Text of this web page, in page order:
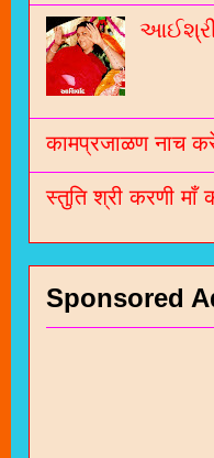
આઈશ્રી
कामप्रजाळण नाच
स्तुति श्री करणी माँ
Sponsored